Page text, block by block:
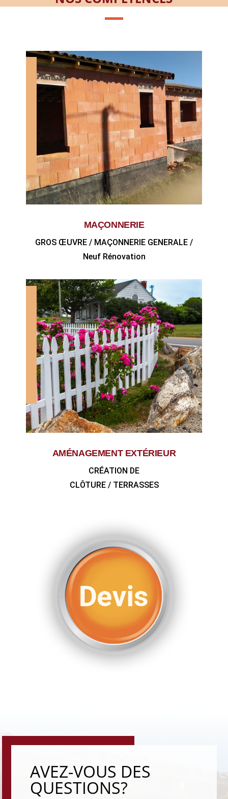
MAÇONNERIE
GROS ŒUVRE / MAÇONNERIE GENERALE /
Neuf Rénovation
AMÉNAGEMENT EXTÉRIEUR
CRÉATION DE
CLÔTURE / TERRASSES
AVEZ-VOUS DES
QUESTIONS?